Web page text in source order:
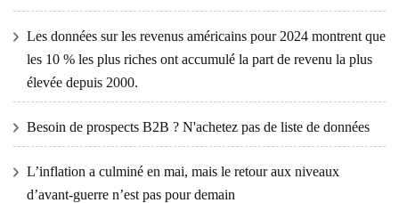
Les données sur les revenus américains pour 2024 montrent que
les 10 % les plus riches ont accumulé la part de revenu la plus
élevée depuis 2000.
Besoin de prospects B2B ? N'achetez pas de liste de données
L’inflation a culminé en mai, mais le retour aux niveaux
d’avant-guerre n’est pas pour demain